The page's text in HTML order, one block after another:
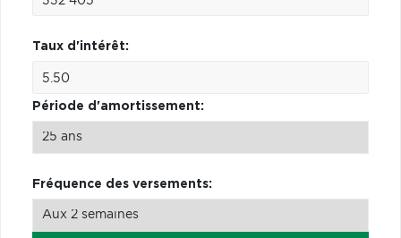
Taux d'intérêt:
Période d'amortissement:
Fréquence des versements: